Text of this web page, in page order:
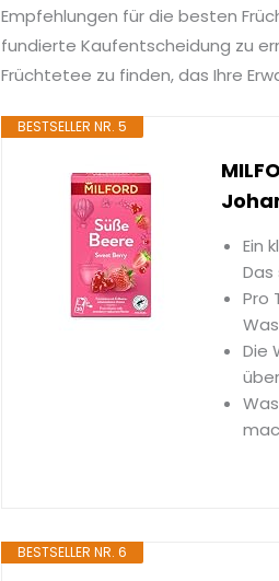
Empfehlungen für die besten
fundierte Kaufentscheidung zu
Früchtetee zu finden, das Ihre
BESTSELLER NR. 5
Ein
Pro
Die
BESTSELLER NR. 6